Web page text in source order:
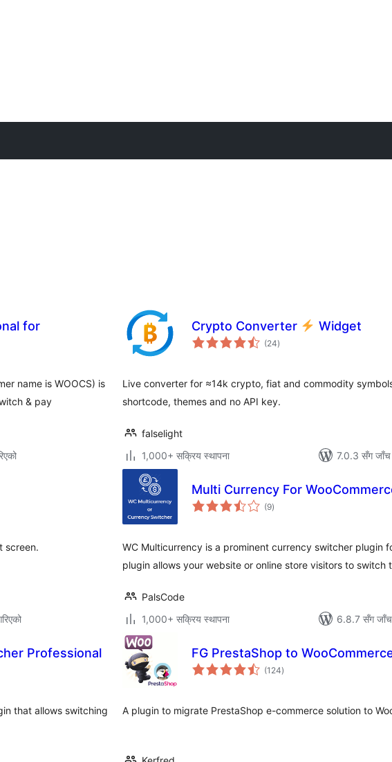
for
name is WOOCS) is
& pay
Crypto Converter Widget
(24कुल
रेटिङ्गहरू
)
Live converter for ≈14k crypto, fiat and commodity
shortcode, themes and no API key.
falselight
1,000+ सक्रिय स्थापना
7.0.3 सँग जाँच
screen.
Multi Currency For
(9कुल
रेटिङ्गहरू
)
WC Multicurrency is a prominent currency switcher plugin
plugin allows your website or online store visitors to switch
PalsCode
1,000+ सक्रिय स्थापना
6.8.7 सँग जाँच
Professional
that allows switching
FG PrestaShop to
(124कुल
रेटिङ्गहरू
)
A plugin to migrate PrestaShop e-commerce solution to